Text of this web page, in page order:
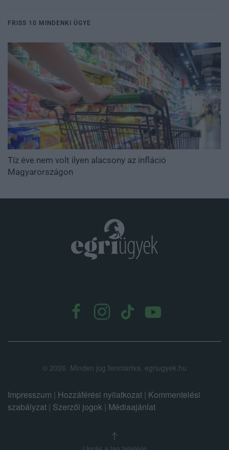
FRISS 10 MINDENKI ÜGYE
Tíz éve nem volt ilyen alacsony az infláció
Magyarországon
© 2026. Minden jog fenntartva. egriugyek.hu
Impresszum | Hozzáférési nyilatkozat | Kommentelési
szabályzat | Szerzői jogok | Médiaajánlat